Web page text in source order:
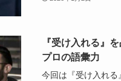
『受け入れる』
プロの語彙力
今回は『受け入れる